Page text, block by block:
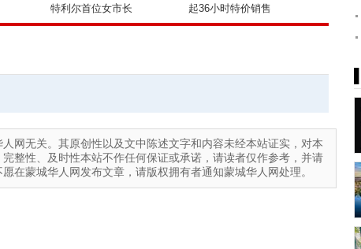
特利尔首位女市长
起36小时特价销售
网无关。其原创性以及文中陈述文字和内容未经本站证实，对本
整性、及时性本站不作任何保证或承诺，请读者仅作参考，并请
在蒙城华人网发布文章，请版权拥有者通知蒙城华人网处理。